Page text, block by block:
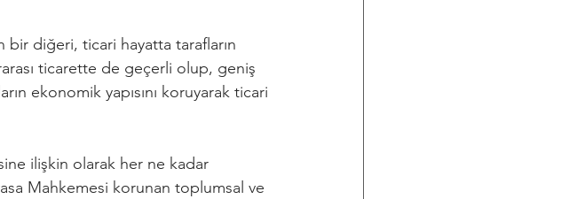
diğeri, ticari hayatta tarafların
ticarette de geçerli olup, geniş
ekonomik yapısını koruyarak ticari
ilişkin olarak her ne kadar
Mahkemesi korunan toplumsal ve